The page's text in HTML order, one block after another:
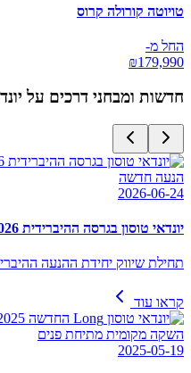
טויוטה קורולה קרוס
החל מ-
₪179,990
חדשות ומבחני דרכים על
הנעה חדשה
2026-06-24
יונדאי טוסון בגרסה ההיברידית 2026: מחיר החל מ- 189,990 ש"ח
תחילת שיווק יחידת ההנעה
קראו עוד
השקה מקומית מתיחת פנים
2025-05-19